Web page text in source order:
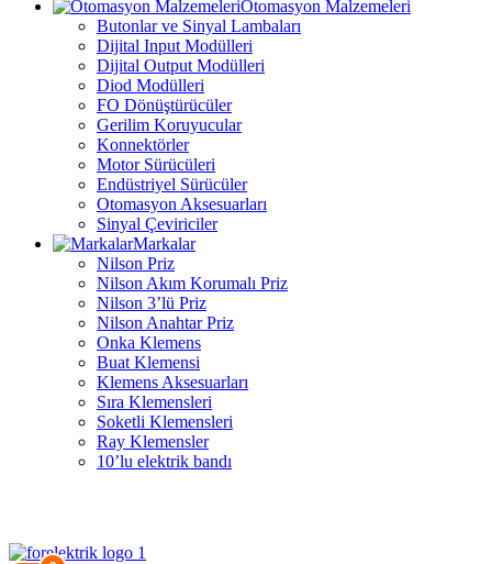
Otomasyon Malzemeleri
Butonlar ve Sinyal Lambaları
Dijital Input Modülleri
Dijital Output Modülleri
Diod Modülleri
FO Dönüştürücüler
Gerilim Koruyucular
Konnektörler
Motor Sürücüleri
Endüstriyel Sürücüler
Otomasyon Aksesuarları
Sinyal Çeviriciler
Markalar
Nilson Priz
Nilson Akım Korumalı Priz
Nilson 3’lü Priz
Nilson Anahtar Priz
Onka Klemens
Buat Klemensi
Klemens Aksesuarları
Sıra Klemensleri
Soketli Klemensleri
Ray Klemensler
10’lu elektrik bandı